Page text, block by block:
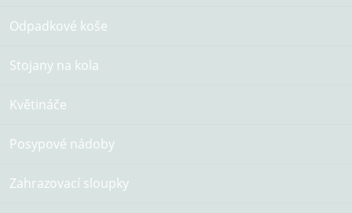
Odpadkové koše
Stojany na kola
Květináče
Posypové nádoby
Zahrazovací sloupky